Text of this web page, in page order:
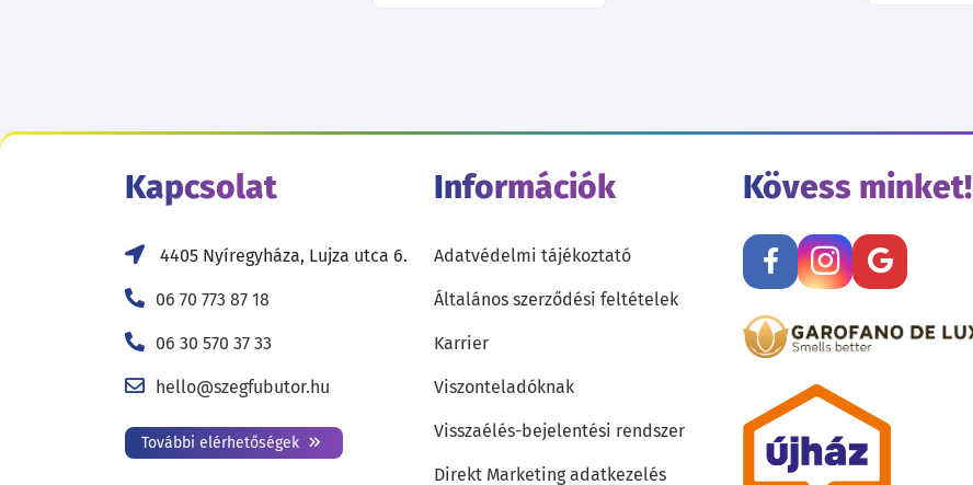
Kapcsolat
4405 Nyíregyháza, Lujza utca 6.
06 70 773 87 18
06 30 570 37 33
hello@szegfubutor.hu
További elérhetőségek
Információk
Adatvédelmi tájékoztató
Általános szerződési feltételek
Karrier
Viszonteladóknak
Visszaélés-bejelentési rendszer
Direkt Marketing adatkezelés
Kövess minket!